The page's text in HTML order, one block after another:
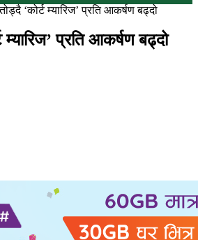
‘कोर्ट म्यारिज’ प्रति आकर्षण बढ्दो
म्यारिज’ प्रति आकर्षण बढ्दो